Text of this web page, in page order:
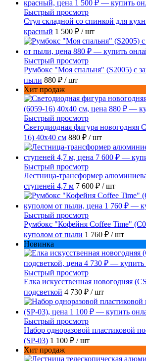
Быстрый просмотр
Стул складной со спинкой для
красный 1 500 ₽ / шт
Быстрый просмотр
Румбокс "Моя спальня" (S2005) с
пыли 880 ₽ / шт
Хит продаж
Быстрый просмотр
Светодиодная фигура
16) 40х40 см 880 ₽ / шт
Быстрый просмотр
Лестница-трансформер
ступеней 4,7 м 7 600 ₽ / шт
Быстрый просмотр
Румбокс "Кофейня Coffee Time"
куполом от пыли 1 760 ₽ / шт
Новинка
Быстрый просмотр
Елка искусственная новогодняя
подсветкой 4 730 ₽ / шт
Быстрый просмотр
Набор одноразовой пластиковой
(SP-03) 1 100 ₽ / шт
Хит продаж